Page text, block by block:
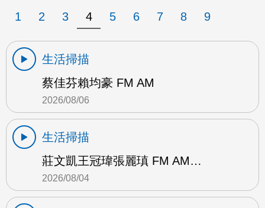
1 2 3 4 5 6 7 8 9
生活掃描
蔡佳芬賴均豪 FM AM
2026/08/06
生活掃描
莊文凱王冠瑋張麗瑱 FM AM…
2026/08/04